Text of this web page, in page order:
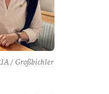
/ Großbichler